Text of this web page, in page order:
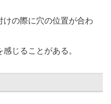
の際に穴の位置が合わ
じることがある。